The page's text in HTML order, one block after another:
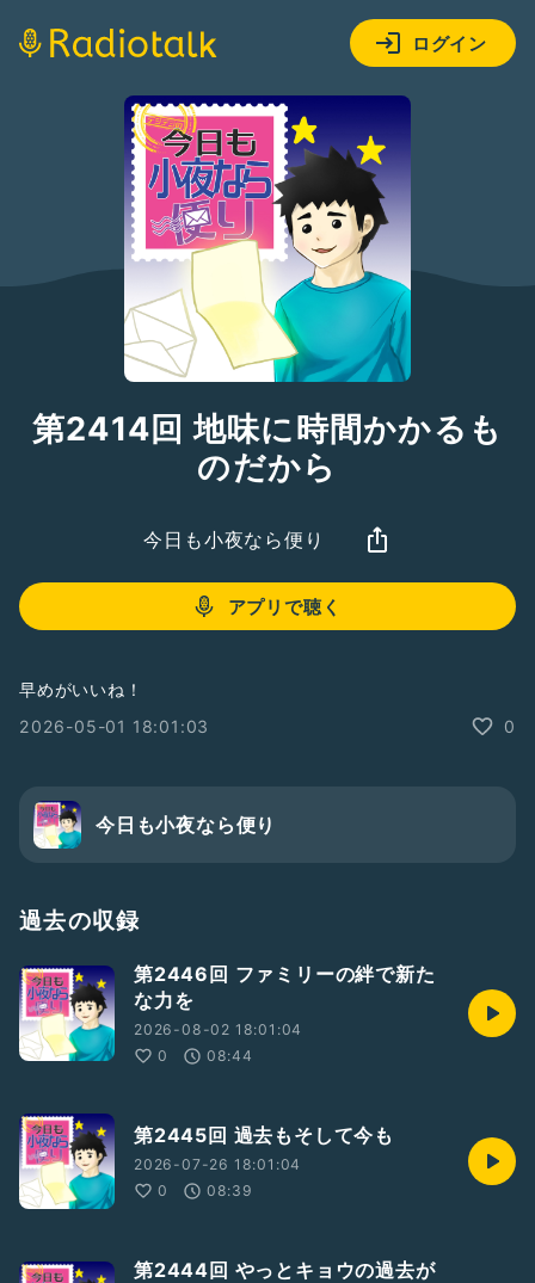
ログイン
第2414回 地味に時間かかるも
のだから
今日も小夜なら便り
アプリで聴く
早めがいいね！
2026-05-01 18:01:03
0
今日も小夜なら便り
過去の収録
第2446回 ファミリーの絆で新た
な力を
2026-08-02 18:01:04
0
08:44
第2445回 過去もそして今も
2026-07-26 18:01:04
0
08:39
第2444回 やっとキョウの過去が